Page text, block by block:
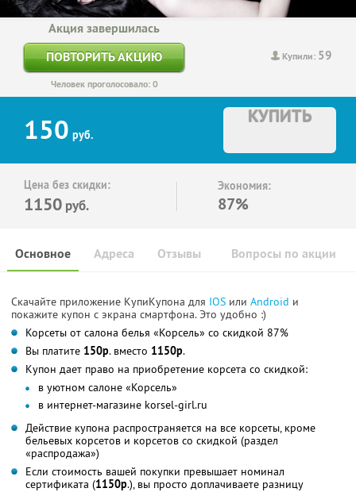
Купили: 59
Акция завершилась
ПОВТОРИТЬ АКЦИЮ
Человек проголосовало: 0
150 руб.
КУПИТЬ
Цена без скидки:
1150 руб.
Экономия:
87%
Основное Отзывы Вопросы по акции
Адреса
Скачайте приложение КупиКупона для IOS или Android и
покажите купон с экрана смартфона. Это удобно :)
Корсеты от салона белья «Корсель» со скидкой 87%
Вы платите 150р. вместо 1150р.
Купон дает право на приобретение корсета со скидкой:
в уютном салоне «Корсель»
в интернет-магазине korsel-girl.ru
Действие купона распространяется на все корсеты, кроме
бельевых корсетов и корсетов со скидкой (раздел
«распродажа»)
Если стоимость вашей покупки превышает номинал
сертификата (1150р.), вы просто доплачиваете разницу